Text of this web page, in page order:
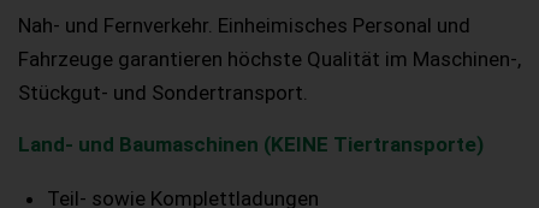
Nah- und Fernverkehr. Einheimisches Personal und
Fahrzeuge garantieren höchste Qualität im Maschinen-,
Stückgut- und Sondertransport.
Land- und Baumaschinen (KEINE Tiertransporte)
Teil- sowie Komplettladungen